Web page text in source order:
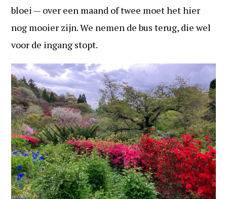
bloei — over een maand of twee moet het hier
nog mooier zijn. We nemen de bus terug, die wel
voor de ingang stopt.